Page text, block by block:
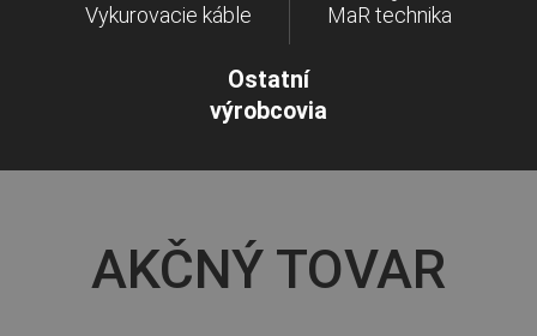
Vykurovacie káble MaR technika
Ostatní
výrobcovia
AKČNÝ TOVAR